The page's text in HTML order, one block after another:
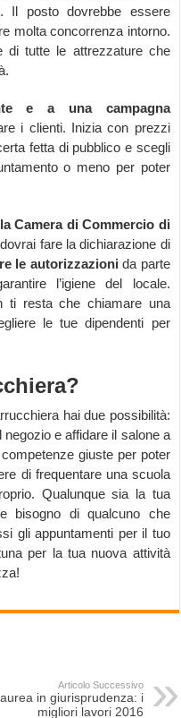
. Il posto dovrebbe essere
molta concorrenza intorno.
di tutte le attrezzature che
e a una campagna
i clienti. Inizia con prezzi
fetta di pubblico e scegli
o meno per poter
Camera di Commercio di
fare la dichiarazione di
le autorizzazioni da parte
l’igiene del locale.
ti resta che chiamare una
le tue dipendenti per
hai due possibilità:
e affidare il salone a
giuste per poter
di frequentare una scuola
Qualunque sia la tua
bisogno di qualcuno che
gli appuntamenti per il tuo
per la tua nuova attività
Articolo Successivo
in giurisprudenza: i
migliori lavori 2016